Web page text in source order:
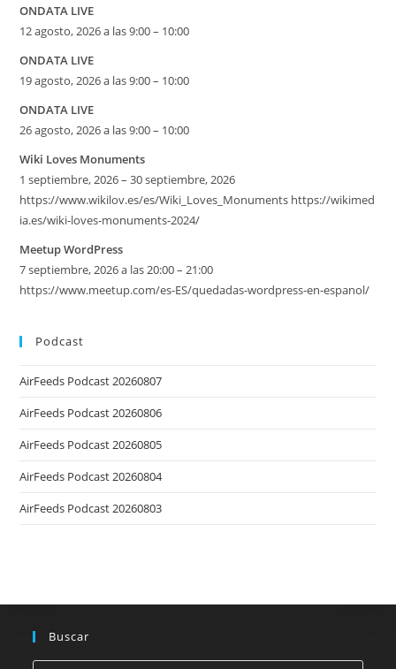
ONDATA LIVE
12 agosto, 2026 a las 9:00 – 10:00
ONDATA LIVE
19 agosto, 2026 a las 9:00 – 10:00
ONDATA LIVE
26 agosto, 2026 a las 9:00 – 10:00
Wiki Loves Monuments
1 septiembre, 2026 – 30 septiembre, 2026
https://www.wikilov.es/es/Wiki_Loves_Monuments https://wikimed
ia.es/wiki-loves-monuments-2024/
Meetup WordPress
7 septiembre, 2026 a las 20:00 – 21:00
https://www.meetup.com/es-ES/quedadas-wordpress-en-espanol/
Podcast
AirFeeds Podcast 20260807
AirFeeds Podcast 20260806
AirFeeds Podcast 20260805
AirFeeds Podcast 20260804
AirFeeds Podcast 20260803
Buscar